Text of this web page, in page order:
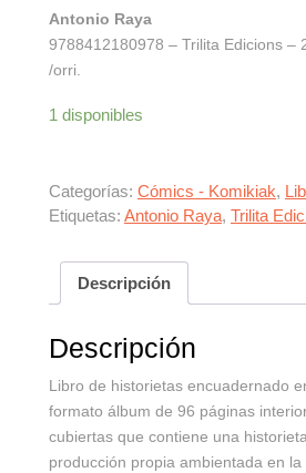
Antonio Raya
9788412180978 – Trilita Edicions –
/orri.
1 disponibles
Categorías: Cómics - Komikiak,
Etiquetas: Antonio Raya, Trilita
Descripción
Descripción
Libro de historietas encuadernado
formato álbum de 96 páginas
cubiertas que contiene una
producción propia ambientada en